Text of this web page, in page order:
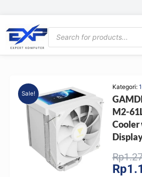
content
Products
search
Sale!
Kategori:
M2-
Cooler
Rp
Rp